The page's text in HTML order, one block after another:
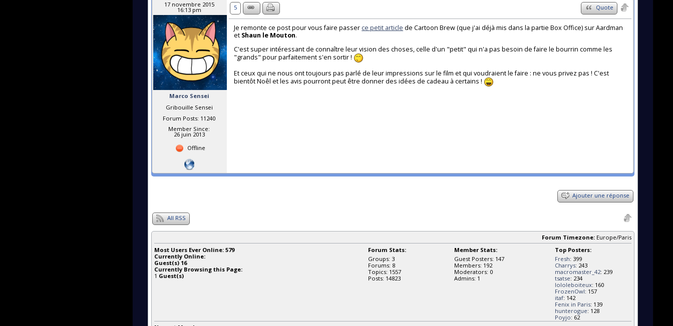
17 novembre 2015
16:13 pm
Marco Sensei
Gribouille Sensei
Forum Posts: 11240
Member Since:
26 juin 2013
Offline
5 Quote
Je remonte ce post pour vous faire passer ce petit article de Cartoon Brew (que j'ai déjà mis dans la partie Box Office) sur Aardman
et Shaun le Mouton.
C'est super intéressant de connaître leur vision des choses, celle d'un "petit" qui n'a pas besoin de faire le bourrin comme les
"grands" pour parfaitement s'en sortir !
Et ceux qui ne nous ont toujours pas parlé de leur impressions sur le film et qui voudraient le faire : ne vous privez pas ! C'est
bientôt Noêl et les avis pourront peut être donner des idées de cadeau à certains !
Ajouter une réponse
All RSS
Forum Timezone: Europe/Paris
Most Users Ever Online: 579
Currently Online:
Guest(s) 16
Currently Browsing this Page:
1 Guest(s)
Top Posters:
Fresh: 399
Charrys: 243
macromaster_42: 239
tsatse: 234
lololeboiteux: 160
FrozenOwl: 157
itaf: 142
Fenix in Paris: 139
hunterogue: 128
Poyjo: 62
Member Stats:
Guest Posters: 147
Members: 192
Moderators: 0
Admins: 1
Forum Stats:
Groups: 3
Forums: 8
Topics: 1557
Posts: 14823